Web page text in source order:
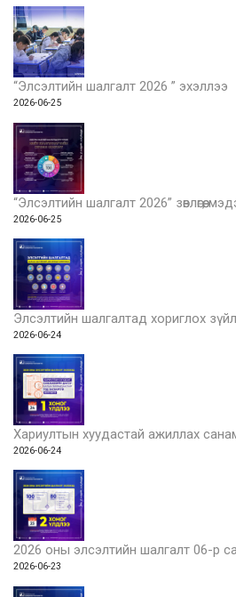
“Элсэлтийн шалгалт 2026 ” эхэллээ
2026-06-25
“Элсэлтийн шалгалт 2026” зөвлөгөө,
2026-06-25
Элсэлтийн шалгалтад хориглох
2026-06-24
Хариултын хуудастай ажиллах
2026-06-24
2026 оны элсэлтийн шалгалт 06-р
2026-06-23